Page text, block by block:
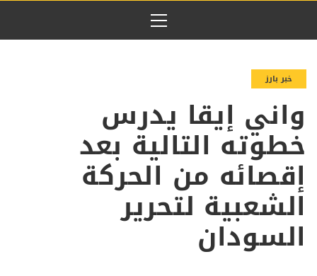
القائمة
الرئيسية
خبر بارز
واني إيقا يدرس
خطوته التالية بعد
إقصائه من الحركة
الشعبية لتحرير
السودان